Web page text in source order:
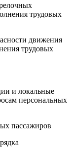
трудовых
движения
трудовых
и локальные
персональных
пассажиров